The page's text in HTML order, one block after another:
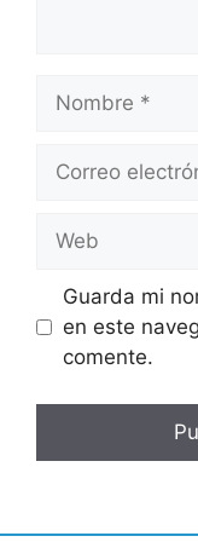
Nombre
Correo
Web
Guarda mi
en este
comente.